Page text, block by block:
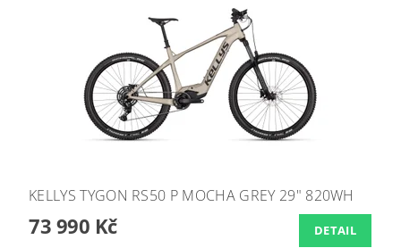
KELLYS TYGON RS50 P MOCHA GREY 29" 820WH
73 990 Kč DETAIL